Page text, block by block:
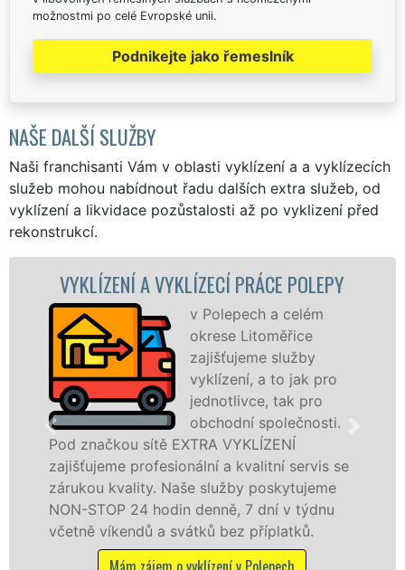
možnostmi po celé Evropské unii.
Podnikejte jako řemeslník
NAŠE DALŠÍ SLUŽBY
Naši franchisanti Vám v oblasti vyklízení a a vyklízecích
služeb mohou nabídnout řadu dalších extra služeb, od
vyklízení a likvidace pozůstalosti až po vyklizení před
rekonstrukcí.
PRÁCE POLEPY
v Polepech a celém
okrese Litoměřice
zajišťujeme služby
vyklízení, a to jak pro
jednotlivce, tak pro
obchodní společnosti.
EXTRA VYKLÍZENÍ
a kvalitní servis se
služby poskytujeme
denně, 7 dní v týdnu
svátků bez příplatků.
VYKLÍZECÍ
v Polepech a
jak fyzickým, tak
zárukou kvalitně
STOP bez dalších